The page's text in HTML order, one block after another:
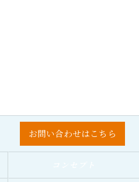
お問い合わせはこちら